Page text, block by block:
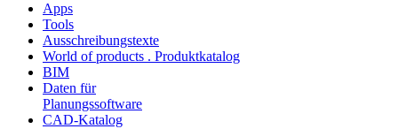
Apps
Tools
Ausschreibungstexte
World of products . Produktkatalog
BIM
Daten für
Planungssoftware
CAD-Katalog